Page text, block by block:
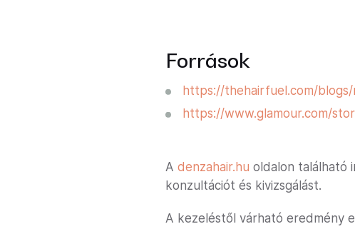
Források
https://thehairfuel.com/blogs/
https://www.glamour.com/
A denzahair.hu oldalon található
konzultációt és kivizsgálást.
A kezeléstől várható eredmény